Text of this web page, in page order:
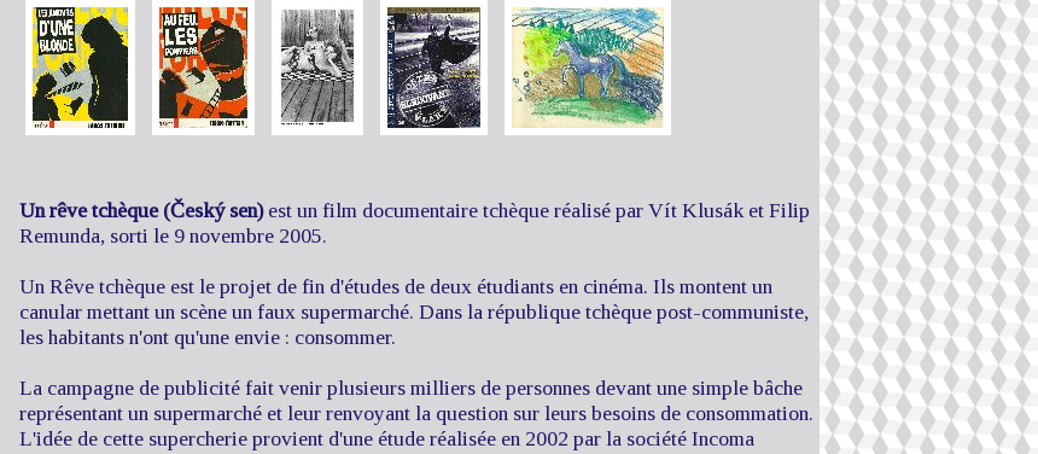
Un rêve tchèque (Český sen) est un film documentaire tchèque réalisé par Vít Klusák et Filip
Remunda, sorti le 9 novembre 2005.
Un Rêve tchèque est le projet de fin d'études de deux étudiants en cinéma. Ils montent un
canular mettant un scène un faux supermarché. Dans la république tchèque post-communiste,
les habitants n'ont qu'une envie : consommer.
La campagne de publicité fait venir plusieurs milliers de personnes devant une simple bâche
représentant un supermarché et leur renvoyant la question sur leurs besoins de consommation.
L'idée de cette supercherie provient d'une étude réalisée en 2002 par la société Incoma